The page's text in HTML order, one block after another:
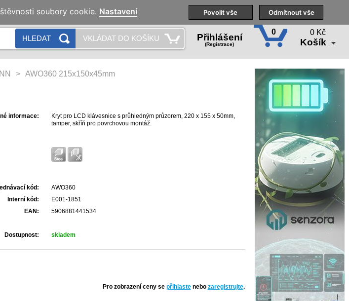
Naše pobočky Technická podpora Školení
HLEDAT VKLÁDAT DO KOŠÍKU Přihlášení
(Registrace)
0 0 Kč
Košík
> AWO360 215x150x45mm
informace:
Kryt pro LCD klávesnice s průhledným průzorem, 220 x 155 x 50mm,
tamper, skříň pro povrchovou montáž.
kód:
AWO360
Interní kód:
E001-1851
EAN:
5906881441534
Dostupnost: skladem
Pro zobrazení ceny se přihlaste nebo zaregistrujte.
soubory cookie. Nastavení Povolit vše Odmítnout vše